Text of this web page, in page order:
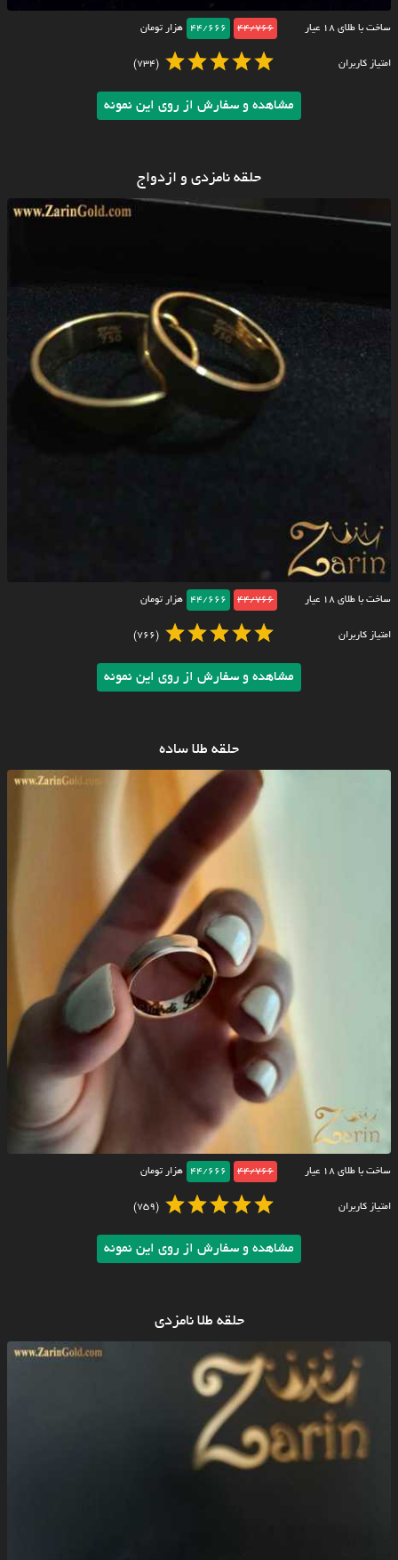
ساخت با طلای ۱۸ عیار 44/766
44/666 هزار تومان
امتیاز کاربران (734)
مشاهده و سفارش از روی این نمونه
حلقه نامزدی و ازدواج
ساخت با طلای ۱۸ عیار 44/766
44/666 هزار تومان
امتیاز کاربران (766)
مشاهده و سفارش از روی این نمونه
حلقه طلا ساده
ساخت با طلای ۱۸ عیار 44/766
44/666 هزار تومان
امتیاز کاربران (759)
مشاهده و سفارش از روی این نمونه
حلقه طلا نامزدی